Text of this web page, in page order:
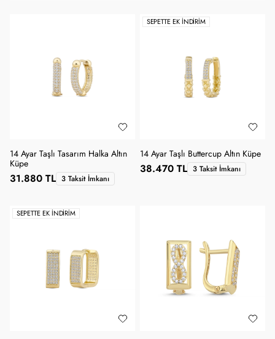
14 Ayar Taşlı Tasarım Halka Altın
Küpe
31.880 TL 3 Taksit İmkanı
SEPETTE EK İNDIRIM
14 Ayar Taşlı Buttercup Altın Küpe
38.470 TL 3 Taksit İmkanı
SEPETTE EK İNDIRIM